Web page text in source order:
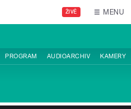
ŽIVĚ MENU
PROGRAM AUDIOARCHIV KAMERY